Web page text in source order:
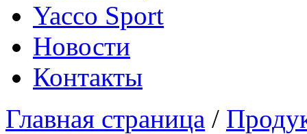
Yacco Sport
Новости
Контакты
Главная страница /